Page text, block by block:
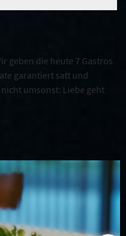
geben die heute 7 Gastros
garantiert satt und
umsonst: Liebe geht